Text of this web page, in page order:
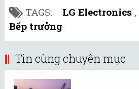
TAGS: LG Electronics ,
Bếp trưởng
Tin cùng chuyên mục